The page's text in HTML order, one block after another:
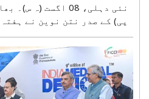
نئی
پی) کے صدر نتن نوین نے
ریٹریٹ سینٹر میں منعقدہ
2026‘ میں شرکت کرتے ہوئے انہوں نے ملک کے نوجوانو..